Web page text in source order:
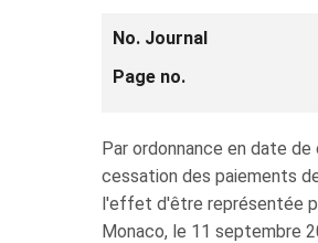
No. Journal
Page no.
Par ordonnance en date
cessation des paiements
l'effet d'être représentée
Monaco, le 11 septembre